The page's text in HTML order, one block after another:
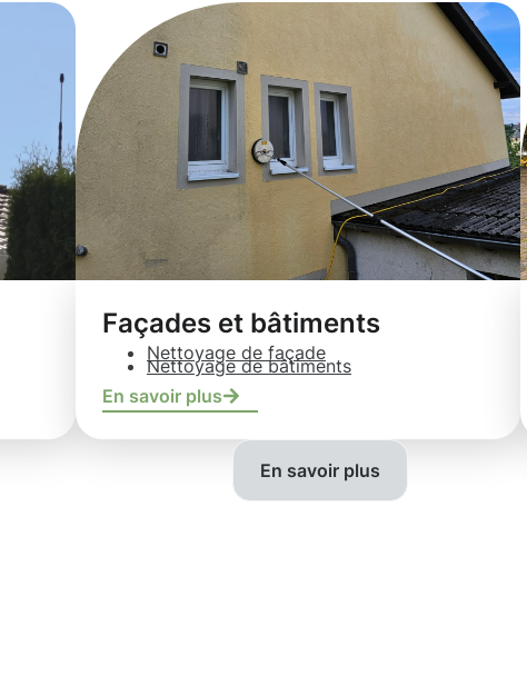
Façades et bâtiments
Nettoyage de façade
Nettoyage de bâtiments
En savoir plus
En savoir plus